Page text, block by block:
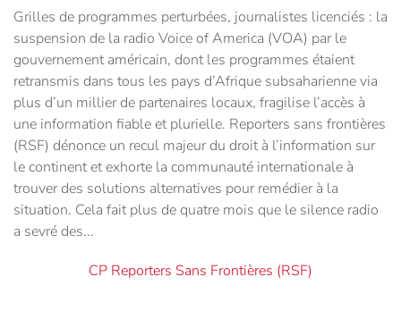
Grilles de programmes perturbées, journalistes licenciés : la
suspension de la radio Voice of America (VOA) par le
gouvernement américain, dont les programmes étaient
retransmis dans tous les pays d’Afrique subsaharienne via
plus d’un millier de partenaires locaux, fragilise l’accès à
une information fiable et plurielle. Reporters sans frontières
(RSF) dénonce un recul majeur du droit à l’information sur
le continent et exhorte la communauté internationale à
trouver des solutions alternatives pour remédier à la
situation. Cela fait plus de quatre mois que le silence radio
a sevré des...
CP Reporters Sans Frontières (RSF)